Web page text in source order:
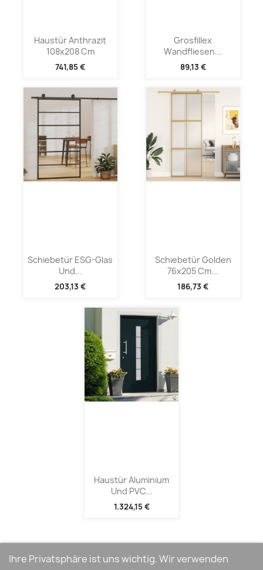
Haustür Anthrazit
108x208 Cm
741,85 €
Grosfillex
Wandfliesen...
89,13 €
Schiebetür ESG-Glas
Und...
203,13 €
Schiebetür Golden
76x205 Cm...
186,73 €
Haustür Aluminium
Und PVC...
1.324,15 €
Ihre Privatsphäre ist uns wichtig. Wir verwenden